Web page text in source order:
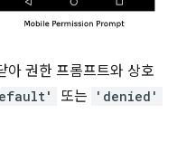
아 권한 프롬프트와 상호
또는 'denied'